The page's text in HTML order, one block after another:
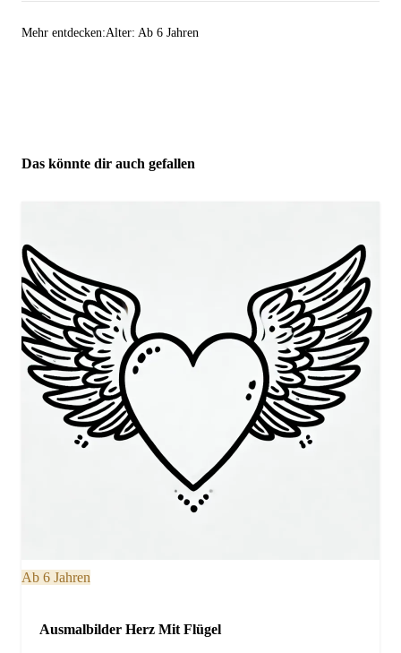
Mehr entdecken:Alter: Ab 6 Jahren
Das könnte dir auch gefallen
Ab 6 Jahren
Ausmalbilder Herz Mit Flügel